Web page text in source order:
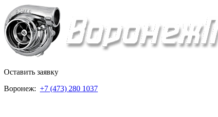
Оставить заявку
Воронеж: +7 (473) 280 1037